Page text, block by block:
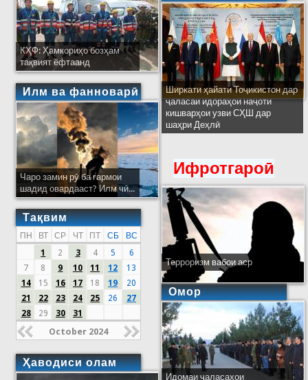
КҲФ: Ҳамкориҳо бозҳам
тақвият ёфтаанд
Илм ва фанноварӣ
Чаро замин рӯ ба гармои
шадид овардааст? Илм чӣ...
Тақвим
ПН ВТ СР ЧТ ПТ СБ
ВС
1
2 3 4 5
6
7
8 9 10 11 12
13
14
15 16 17 18 19
20
21
22 23 24 25 26
27
28
29 30 31
October 2024
Ҳаводиси олам
Ширкати ҳайати Тоҷикистон дар
ҷаласаи идораҳои наҷоти
кишварҳои узви СҲШ дар
шаҳри Деҳлӣ
Ифротгароӣ
Терроризм вабои аср
Омор
Идомаи ҷаласаҳои